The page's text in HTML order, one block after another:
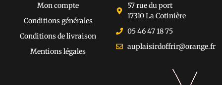
Mon compte
Conditions générales
Conditions de livraison
Mentions légales
57 rue du port
17310 La Cotinière
05 46 47 18 75
auplaisirdoffrir@orange.fr